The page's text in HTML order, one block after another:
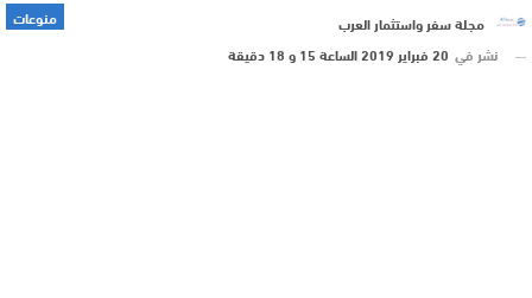
منوعات
مجلة سفر واستثمار العرب
نشر في 20 فبراير 2019 الساعة 15 و 18 دقيقة